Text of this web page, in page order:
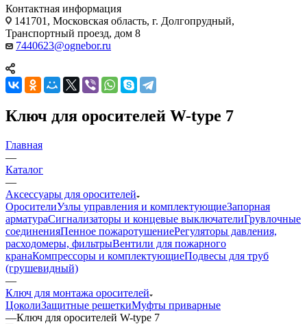
Контактная информация
141701, Московская область, г. Долгопрудный,
Транспортный проезд, дом 8
7440623@ognebor.ru
Ключ для оросителей W-type 7
Главная
—
Каталог
—
Аксессуары для оросителей
ОросителиУзлы управления и комплектующиеЗапорная
арматураСигнализаторы и концевые выключателиГрувлочные
соединенияПенное пожаротушениеРегуляторы давления,
расходомеры, фильтрыВентили для пожарного
кранаКомпрессоры и комплектующиеПодвесы для труб
(грушевидный)
—
Ключ для монтажа оросителей
ЦоколиЗащитные решеткиМуфты приварные
—Ключ для оросителей W-type 7